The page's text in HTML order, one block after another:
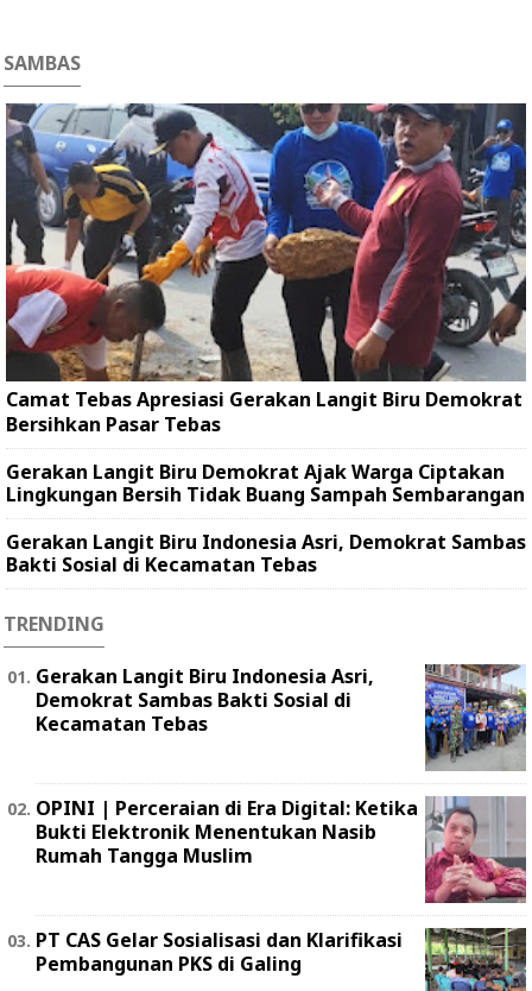
SAMBAS
Camat Tebas Apresiasi Gerakan Langit Biru Demokrat
Bersihkan Pasar Tebas
Gerakan Langit Biru Demokrat Ajak Warga Ciptakan
Lingkungan Bersih Tidak Buang Sampah Sembarangan
Gerakan Langit Biru Indonesia Asri, Demokrat Sambas
Bakti Sosial di Kecamatan Tebas
TRENDING
Gerakan Langit Biru Indonesia Asri,
Demokrat Sambas Bakti Sosial di
Kecamatan Tebas
OPINI | Perceraian di Era Digital: Ketika
Bukti Elektronik Menentukan Nasib
Rumah Tangga Muslim
PT CAS Gelar Sosialisasi dan Klarifikasi
Pembangunan PKS di Galing